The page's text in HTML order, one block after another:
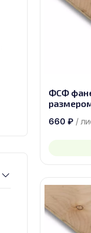
ФСФ
660 ₽ /